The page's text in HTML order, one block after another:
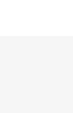
seçenek.